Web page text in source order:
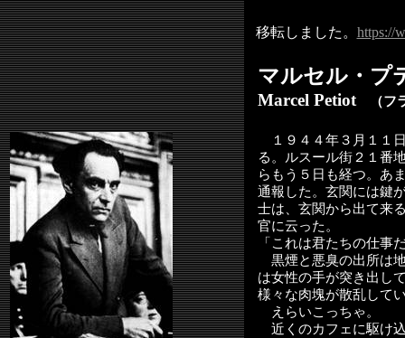
移転しました。 https://
マルセル・プ
Marcel Petiot （フ
１９４４年３月１１
る。ルスール街２１番
らもう５日も経つ。あ
通報した。玄関には鍵
士は、玄関から出て来
官に云った。
「これは君たちの仕事
黒煙と悪臭の出所は
は女性の手が突き出し
様々な肉塊が散乱して
えらいこっちゃ。
近くのカフェに駆け